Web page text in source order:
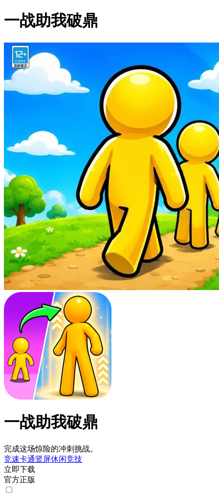
一战助我破鼎
一战助我破鼎
完成这场惊险的冲刺挑战。
竞速卡通竖屏休闲竞技
立即下载
官方正版